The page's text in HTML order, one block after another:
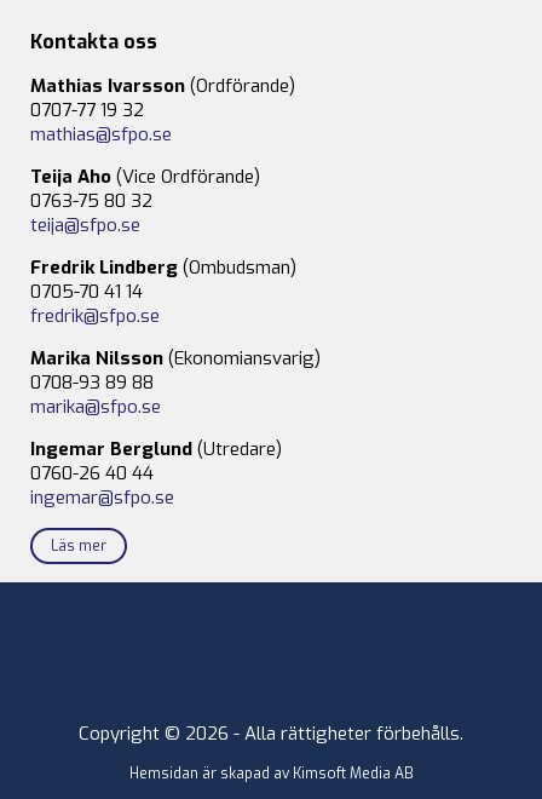
Kontakta oss
Mathias Ivarsson (Ordförande)
0707-77 19 32
mathias@sfpo.se
Teija Aho (Vice Ordförande)
0763-75 80 32
teija@sfpo.se
Fredrik Lindberg (Ombudsman)
0705-70 41 14
fredrik@sfpo.se
Marika Nilsson (Ekonomiansvarig)
0708-93 89 88
marika@sfpo.se
Ingemar Berglund (Utredare)
0760-26 40 44
ingemar@sfpo.se
Läs mer
Copyright © 2026 - Alla rättigheter förbehålls.
Hemsidan är skapad av Kimsoft Media AB